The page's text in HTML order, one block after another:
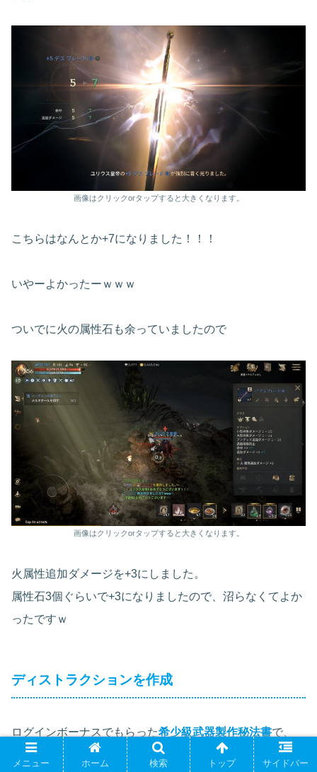
画像はクリックorタップすると大きくなります。
こちらはなんとか+7になりました！！！
いやーよかったーｗｗｗ
ついでに火の属性石も余っていましたので
画像はクリックorタップすると大きくなります。
火属性追加ダメージを+3にしました。
属性石3個ぐらいで+3になりましたので、沼らなくてよか
ったですｗ
ディストラクションを作成
ログインボーナスでもらった希少級武器製作秘法書で、
メニュー ホーム 検索 トップ サイドバー